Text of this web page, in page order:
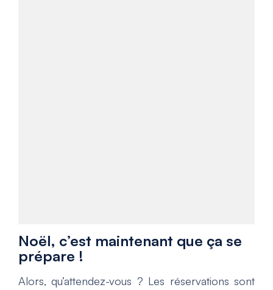
Noël, c’est maintenant que ça se
prépare !
Alors, qu’attendez-vous ? Les réservations sont